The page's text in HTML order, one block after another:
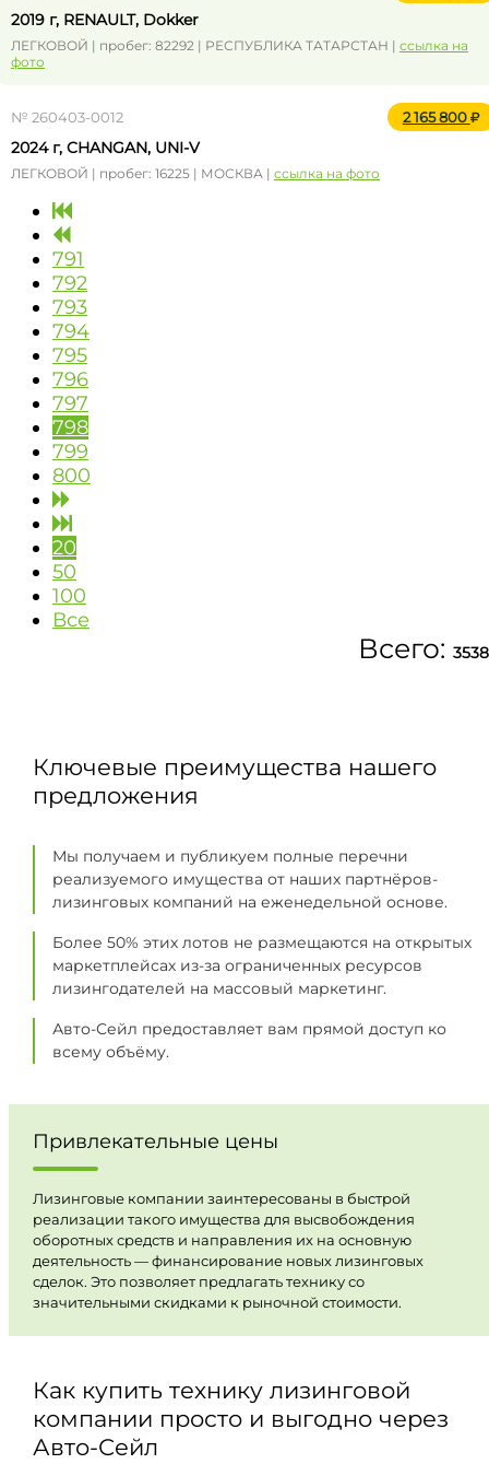
2019 г, RENAULT, Dokker
ЛЕГКОВОЙ | пробег: 82292 | РЕСПУБЛИКА ТАТАРСТАН | ссылка на
фото
№ 260403-0012 2 165 800
2024 г, CHANGAN, UNI-V
ЛЕГКОВОЙ | пробег: 16225 | МОСКВА | ссылка на фото
791
792
793
794
795
796
797
798
799
800
20
50
100
Все
Всего:
Ключевые преимущества нашего
предложения
Мы получаем и публикуем полные перечни
реализуемого имущества от наших партнёров-
лизинговых компаний на еженедельной основе.
Более 50% этих лотов не размещаются на открытых
маркетплейсах из-за ограниченных ресурсов
лизингодателей на массовый маркетинг.
Авто-Сейл предоставляет вам прямой доступ ко
всему объёму.
Привлекательные цены
Лизинговые компании заинтересованы в быстрой
реализации такого имущества для высвобождения
оборотных средств и направления их на основную
деятельность — финансирование новых лизинговых
сделок. Это позволяет предлагать технику со
значительными скидками к рыночной стоимости.
Как купить технику лизинговой
компании просто и выгодно через
Авто-Сейл